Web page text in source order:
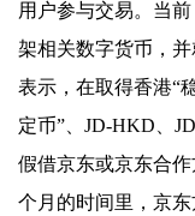
用户参与交易。当
架相关数字货币，
表示，在取得香港“
定币”、JD-HKD、
假借京东或京东合
个月的时间里，京